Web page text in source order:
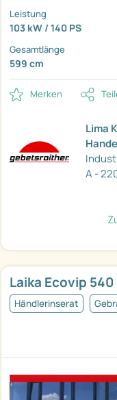
Leistung
103 kW / 140 PS
Gesamtlänge
599 cm
Merken
Lima
A -
Laika Ecovip
Händlerinserat